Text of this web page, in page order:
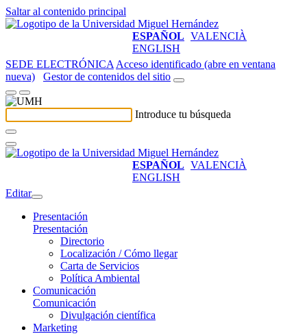
Saltar al contenido principal
ESPAÑOL VALENCIÀ
ENGLISH
SEDE ELECTRÓNICA Acceso identificado (abre en ventana
nueva)
Gestor de contenidos del sitio
Introduce tu búsqueda
ESPAÑOL VALENCIÀ
ENGLISH
Editar
Presentación
Presentación
Directorio
Localización / Cómo llegar
Carta de Servicios
Política Ambiental
Comunicación
Comunicación
Divulgación científica
Marketing